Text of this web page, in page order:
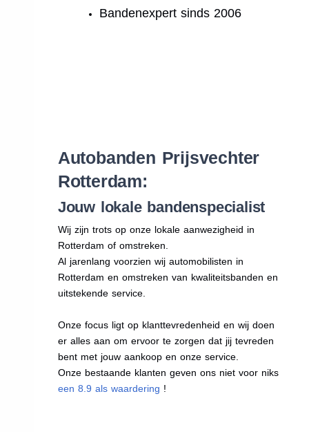
Bandenexpert sinds 2006
Autobanden Prijsvechter
Rotterdam:
Jouw lokale bandenspecialist
Wij zijn trots op onze lokale aanwezigheid in
Rotterdam of omstreken.
Al jarenlang voorzien wij automobilisten in
Rotterdam en omstreken van kwaliteitsbanden en
uitstekende service.
Onze focus ligt op klanttevredenheid en wij doen
er alles aan om ervoor te zorgen dat jij tevreden
bent met jouw aankoop en onze service.
Onze bestaande klanten geven ons niet voor niks
een 8.9 als waardering !